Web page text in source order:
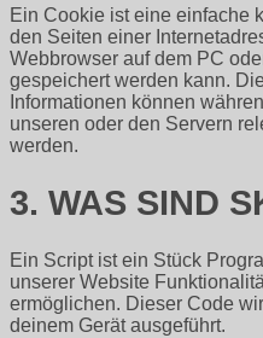
Ein Cookie ist eine einfache
den Seiten einer
Webbrowser auf dem PC
gespeichert werden kann.
Informationen können
unseren oder den Servern
werden.
3. WAS SIND
Ein Script ist ein Stück
unserer Website
ermöglichen. Dieser Code
deinem Gerät ausgeführt.